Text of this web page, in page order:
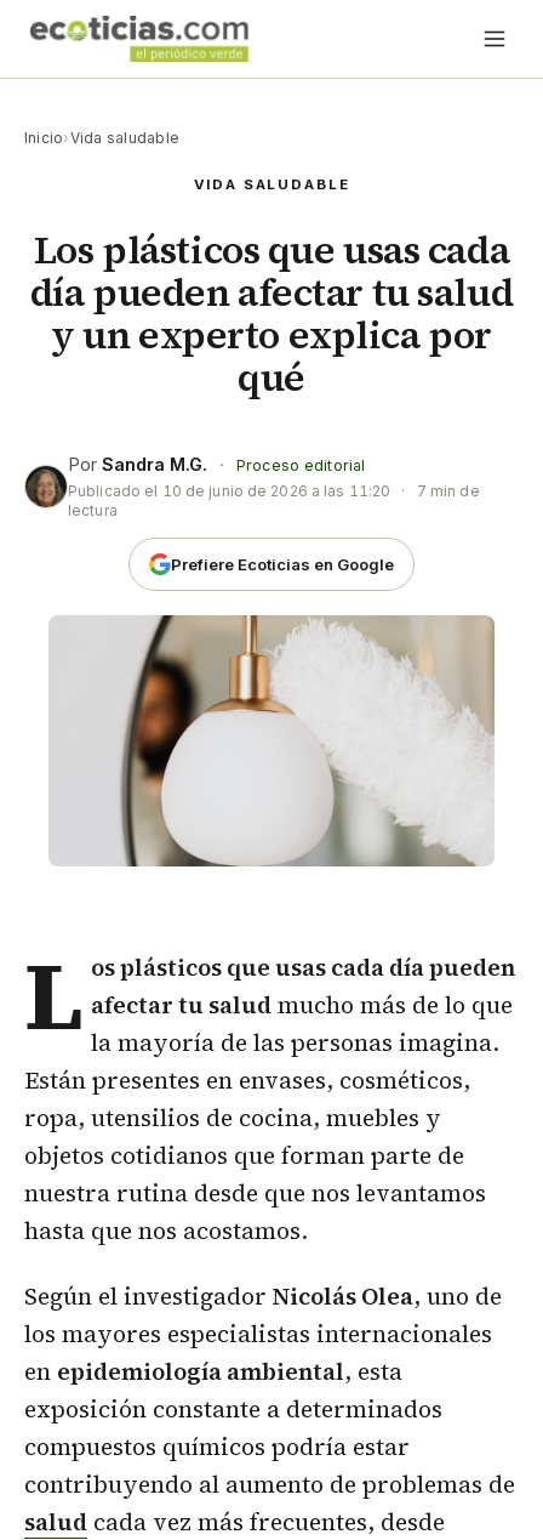
Inicio›Vida saludable
VIDA SALUDABLE
Los plásticos que usas cada
día pueden afectar tu salud
y un experto explica por
qué
Por Sandra M.G. ·
Proceso editorial
Publicado el 10 de junio de 2026 a las 11:20 ·
7 min de
lectura
Prefiere Ecoticias en Google
L osplásticosque usas cada día pueden
afectar tu saludmucho más de lo que
la mayoría de las personas imagina.
Están presentes en envases, cosméticos,
ropa, utensilios de cocina, muebles y
objetos cotidianos que forman parte de
nuestra rutina desde que nos levantamos
hasta que nos acostamos.
Según el investigador Nicolás Olea, uno de
los mayores especialistas internacionales
en epidemiología ambiental, esta
exposición constante a determinados
compuestos químicos podría estar
contribuyendo al aumento de problemas de
salud cada vez más frecuentes, desde